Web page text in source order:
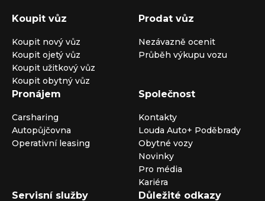
Koupit vůz
Koupit nový vůz
Koupit ojetý vůz
Koupit užitkový vůz
Koupit obytný vůz
Prodat vůz
Nezávazně ocenit
Průběh výkupu vozu
Pronájem
Carsharing
Autopůjčovna
Operativní leasing
Společnost
Kontakty
Louda Auto+ Poděbrady
Obytné vozy
Novinky
Pro média
Kariéra
Servisní služby Důležité odkazy